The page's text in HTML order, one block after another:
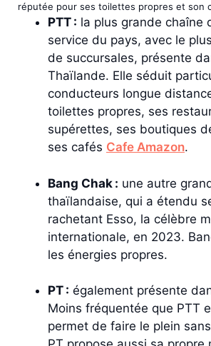
réputée pour ses toilettes propres et son
PTT : la plus grande chaîne
service du pays, avec le
de succursales, présente
Thaïlande. Elle séduit
conducteurs longue
toilettes propres, ses
supérettes, ses boutiques
ses cafés Cafe Amazon.
Bang Chak : une autre
thaïlandaise, qui a étendu
rachetant Esso, la célèbre
internationale, en 2023.
les énergies propres.
PT : également présente
Moins fréquentée que PTT
permet de faire le plein